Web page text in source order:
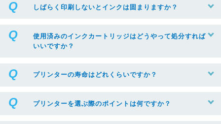
しばらく印刷しないとインクは固まりますか？
使用済みのインクカートリッジはどうやって処分すれば
いいですか？
プリンターの寿命はどれくらいですか？
プリンターを選ぶ際のポイントは何ですか？